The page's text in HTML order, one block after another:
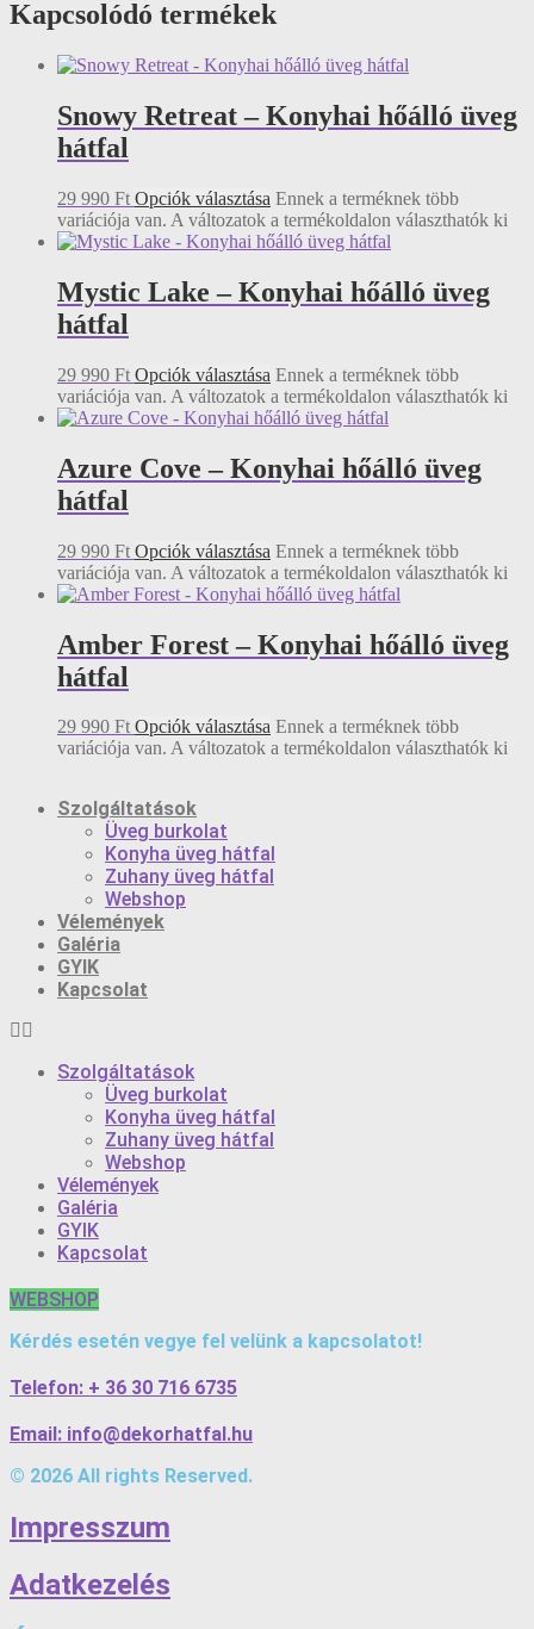
Kapcsolódó termékek
Snowy Retreat – Konyhai hőálló üveg
hátfal
29 990 Ft Opciók választása Ennek a terméknek több
variációja van. A változatok a termékoldalon választhatók ki
Mystic Lake – Konyhai hőálló üveg
hátfal
29 990 Ft Opciók választása Ennek a terméknek több
variációja van. A változatok a termékoldalon választhatók ki
Azure Cove – Konyhai hőálló üveg
hátfal
29 990 Ft Opciók választása Ennek a terméknek több
variációja van. A változatok a termékoldalon választhatók ki
Amber Forest – Konyhai hőálló üveg
hátfal
29 990 Ft Opciók választása Ennek a terméknek több
variációja van. A változatok a termékoldalon választhatók ki
Szolgáltatások
Üveg burkolat
Konyha üveg hátfal
Zuhany üveg hátfal
Webshop
Vélemények
Galéria
GYIK
Kapcsolat
Szolgáltatások
Üveg burkolat
Konyha üveg hátfal
Zuhany üveg hátfal
Webshop
Vélemények
Galéria
GYIK
Kapcsolat
WEBSHOP
Kérdés esetén vegye fel velünk a kapcsolatot!
Telefon: + 36 30 716 6735
Email: info@dekorhatfal.hu
© 2026 All rights Reserved.
Impresszum
Adatkezelés